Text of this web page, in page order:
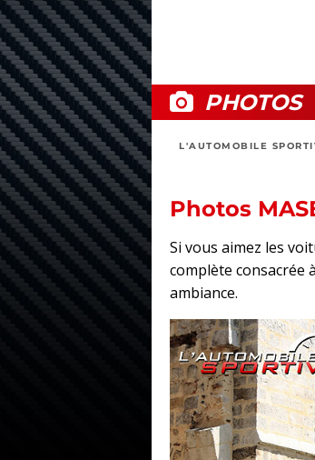
PHOTOS
L'AUTOMOBILE
Photos
Si vous aimez les
complète consacrée
ambiance.